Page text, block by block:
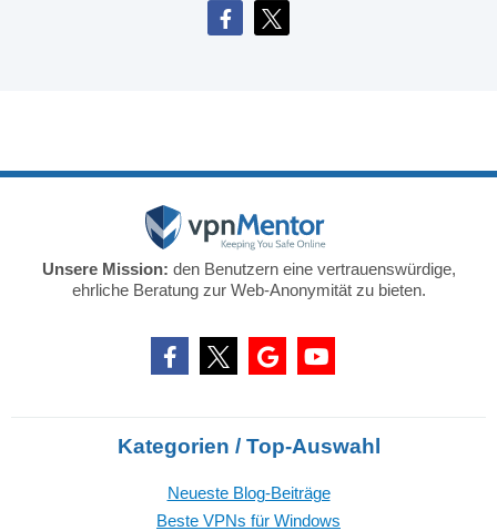
Unsere Mission: den Benutzern eine vertrauenswürdige,
ehrliche Beratung zur Web-Anonymität zu bieten.
Kategorien / Top-Auswahl
Neueste Blog-Beiträge
Beste VPNs für Windows